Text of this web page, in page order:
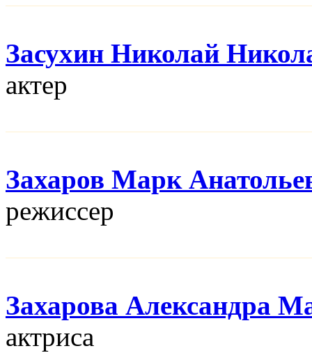
Засухин Николай
актер
Захаров Марк
режисcер
Захарова Александра
актриса